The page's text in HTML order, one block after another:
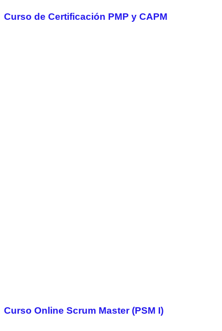
Curso de Certificación PMP y CAPM
Curso Online Scrum Master (PSM I)